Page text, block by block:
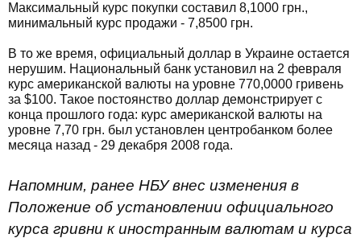
Максимальный курс покупки составил 8,1000 грн.,
минимальный курс продажи - 7,8500 грн.
В то же время, официальный доллар в Украине остается
нерушим. Национальный банк установил на 2 февраля
курс американской валюты на уровне 770,0000 гривень
за $100. Такое постоянство доллар демонстрирует с
конца прошлого года: курс американской валюты на
уровне 7,70 грн. был установлен центробанком более
месяца назад - 29 декабря 2008 года.
Напомним, ранее НБУ внес изменения в
Положение об установлении официального
курса гривни к иностранным валютам и курса